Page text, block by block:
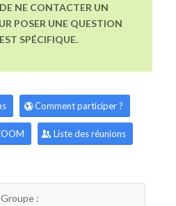
NE CONTACTER UN
POSER UNE QUESTION
SPÉCIFIQUE.
Comment participer ?
Liste des réunions
Groupe :